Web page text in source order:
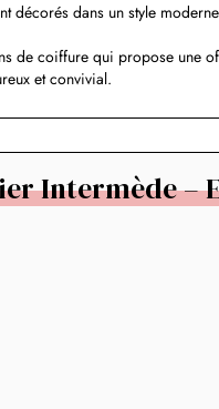
dans un style
de coiffure qui propose une
et convivial.
Intermède –